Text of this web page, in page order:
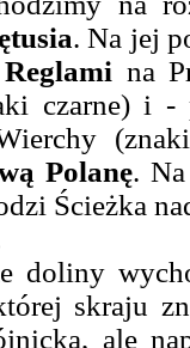
. Na jej
na
czarne) i -
Polanę.
Ścieżka
doliny
skraju
ale